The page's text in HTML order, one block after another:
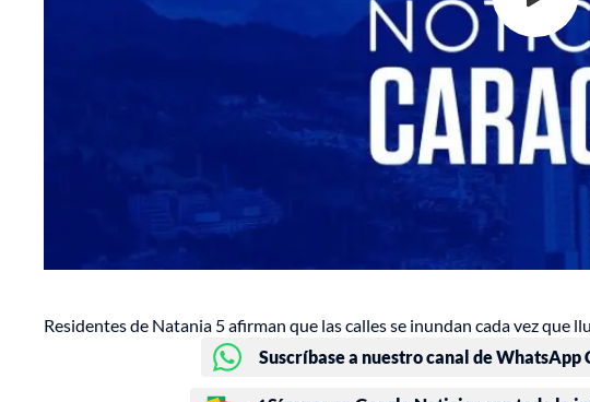
Residentes de Natania 5 afirman que las calles se inundan cada vez que
Suscríbase a nuestro canal de WhatsApp